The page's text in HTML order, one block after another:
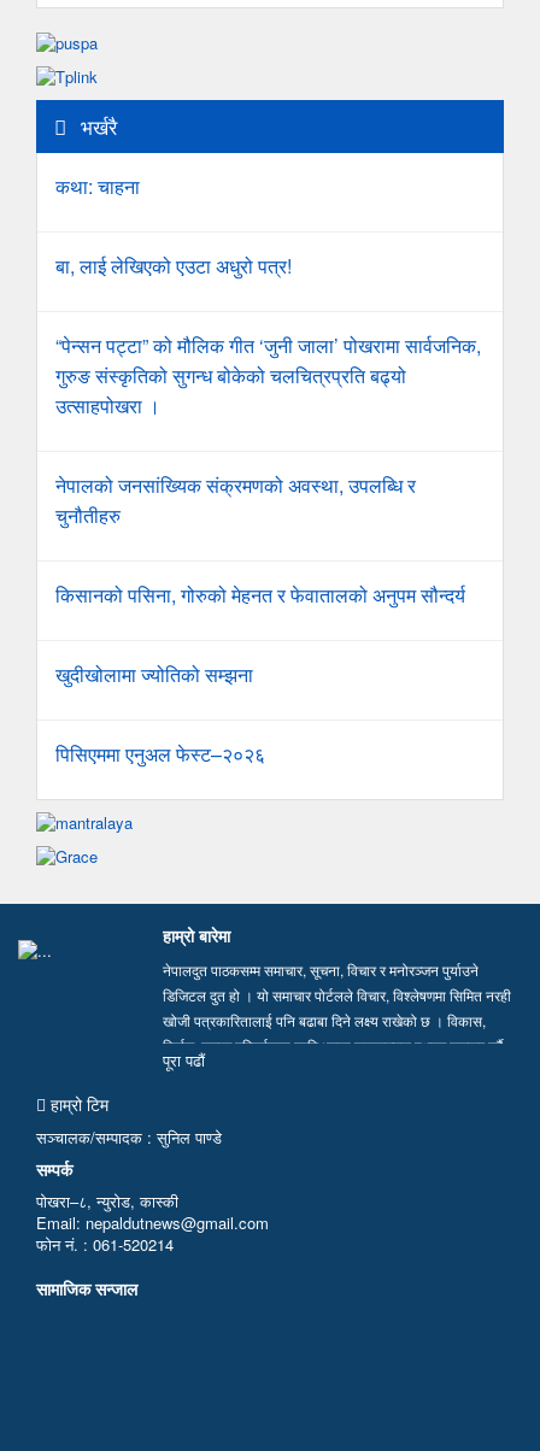
भर्खरै
कथा: चाहना
बा, लाई लेखिएको एउटा अधुरो पत्र!
“पेन्सन पट्टा” को मौलिक गीत ‘जुनी जाला’ पोखरामा सार्वजनिक,
गुरुङ संस्कृतिको सुगन्ध बोकेको चलचित्रप्रति बढ्यो
उत्साहपोखरा ।
नेपालको जनसांख्यिक संक्रमणको अवस्था, उपलब्धि र
चुनौतीहरु
किसानको पसिना, गोरुको मेहनत र फेवातालको अनुपम सौन्दर्य
खुदीखोलामा ज्योतिको सम्झना
पिसिएममा एनुअल फेस्ट–२०२६
हाम्रो बारेमा
नेपालदुत पाठकसम्म समाचार, सूचना, विचार र मनोरञ्जन पुर्याउने
डिजिटल दुत हो । यो समाचार पोर्टलले विचार, विश्लेषणमा सिमित नरही
खोजी पत्रकारितालाई पनि बढाबा दिने लक्ष्य राखेको छ । विकास,
निर्माण, समाज परिवर्तनका लागि भएका सकारात्मक पक्षहरु उजागर गर्दै
सत्य, तथ्य र निष्पक्ष समाचार सम्प्रेषण गर्न हामी प्रतिवद्ध छौं…
पूरा पढाैं
हाम्रो टिम
सञ्चालक/सम्पादक : सुनिल पाण्डे
सम्पर्क
पोखरा–८, न्युरोड, कास्की
Email: nepaldutnews@gmail.com
फोन नं. : 061-520214
सामाजिक सन्जाल